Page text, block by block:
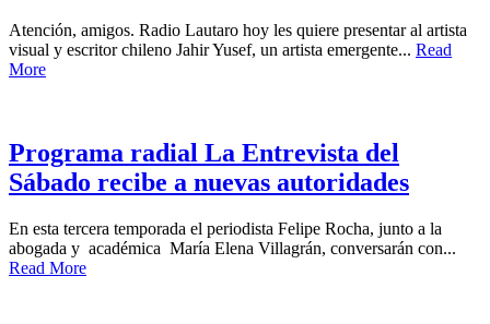
Atención, amigos. Radio Lautaro hoy les quiere presentar al artista
visual y escritor chileno Jahir Yusef, un artista emergente... Read
More
Programa radial La Entrevista del
Sábado recibe a nuevas autoridades
En esta tercera temporada el periodista Felipe Rocha, junto a la
abogada y académica María Elena Villagrán, conversarán con...
Read More